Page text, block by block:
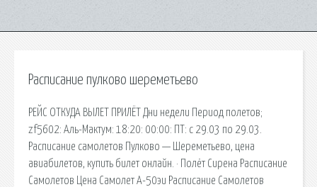
Расписание пулково шереметьево
РЕЙС ОТКУДА ВЫЛЕТ ПРИЛЁТ Дни недели Период полетов;
zf5602: Аль-Мактум: 18:20: 00:00: ПТ: с 29.03 по 29.03.
Расписание самолетов Пулково — Шереметьево, цена
авиабилетов, купить билет онлайн. · Полёт Сирена Расписание
Самолетов Цена Самолет А-50эи Расписание Самолетов